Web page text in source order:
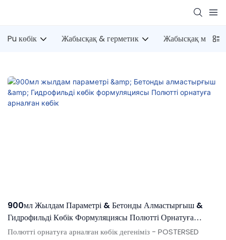
Pu көбік Жабысқақ & герметик Жабысқақ
900мл Жылдам Параметрі & Бетонды Алмастырғыш &
Гидрофильді Көбік Формуляциясы Полютті Орнатуға
Арналған Көбік
Полютті орнатуға арналған көбік дегеніміз - POSTERSED